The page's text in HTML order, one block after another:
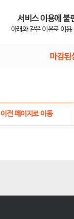
서비스 이용에 불
아래와 같은 이유로 이용
마감된
이전 페이지로 이동